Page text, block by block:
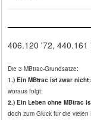
406.120 '72,
Die 3 MBtrac-Grundsätze:
1.) Ein MBtrac ist zwar
woraus folgt:
2.) Ein Leben ohne MBtrac
doch zum Glück für die vielen